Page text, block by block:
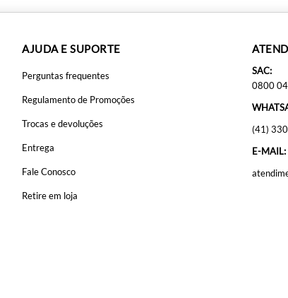
AJUDA E SUPORTE
Perguntas frequentes
Regulamento de Promoções
Trocas e devoluções
Entrega
Fale Conosco
Retire em loja
SAC:
0800
(41)
E-MAIL: